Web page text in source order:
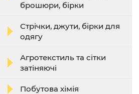
брошюри, бірки
Стрічки, джути, бірки для
одягу
Агротекстиль та сітки
затіняючі
Побутова хімія